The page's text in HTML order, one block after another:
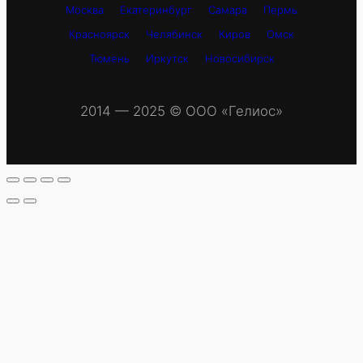
Москва Екатеринбург Самара
Пермь
Красноярск
Челябинск Киров
Омск
Тюмень
Иркутск Новосибирск
2014 — 2025 © OOO «Гелиос»